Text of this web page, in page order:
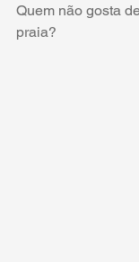
Quem não gosta
praia?